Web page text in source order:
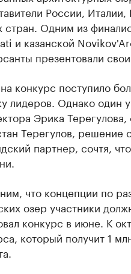
России,
стран. Одним из
и казанской
презентовали
конкурс поступило
лидеров. Однако один
Эрика
Терегулов, решение
партнер, сочтя,
что концепции по
озер участники
конкурс в июне. К
который получит 1